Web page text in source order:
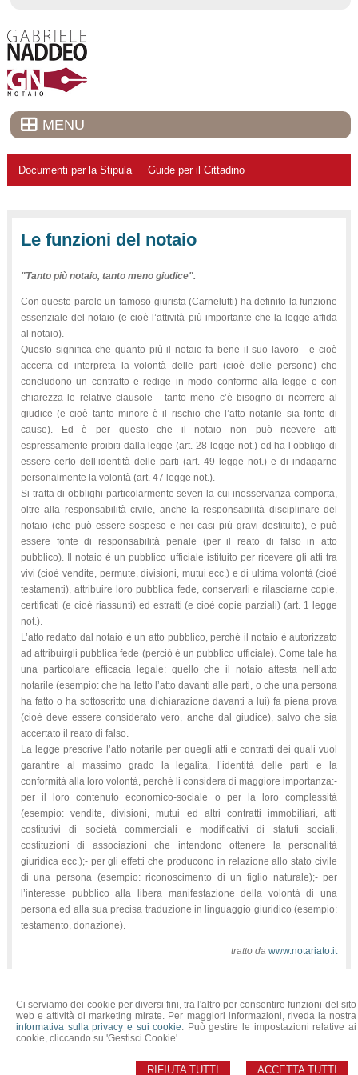
Ci serviamo dei cookie per diversi fini, tra l'altro per consentire funzioni del sito
web e attività di marketing mirate. Per maggiori informazioni, riveda la nostra
informativa sulla privacy e sui cookie. Può gestire le impostazioni relative ai
cookie, cliccando su 'Gestisci Cookie'.
ACCETTA TUTTI
RIFIUTA TUTTI
MENU
Documenti per la Stipula Guide per il Cittadino
Le funzioni del notaio
"Tanto più notaio, tanto meno giudice".
Con queste parole un famoso giurista (Carnelutti) ha definito la funzione
essenziale del notaio (e cioè l’attività più importante che la legge affida
al notaio).
Questo significa che quanto più il notaio fa bene il suo lavoro - e cioè
accerta ed interpreta la volontà delle parti (cioè delle persone) che
concludono un contratto e redige in modo conforme alla legge e con
chiarezza le relative clausole - tanto meno c’è bisogno di ricorrere al
giudice (e cioè tanto minore è il rischio che l’atto notarile sia fonte di
cause). Ed è per questo che il notaio non può ricevere atti
espressamente proibiti dalla legge (art. 28 legge not.) ed ha l’obbligo di
essere certo dell’identità delle parti (art. 49 legge not.) e di indagarne
personalmente la volontà (art. 47 legge not.).
Si tratta di obblighi particolarmente severi la cui inosservanza comporta,
oltre alla responsabilità civile, anche la responsabilità disciplinare del
notaio (che può essere sospeso e nei casi più gravi destituito), e può
essere fonte di responsabilità penale (per il reato di falso in atto
pubblico). Il notaio è un pubblico ufficiale istituito per ricevere gli atti tra
vivi (cioè vendite, permute, divisioni, mutui ecc.) e di ultima volontà (cioè
testamenti), attribuire loro pubblica fede, conservarli e rilasciarne copie,
certificati (e cioè riassunti) ed estratti (e cioè copie parziali) (art. 1 legge
not.).
L’atto redatto dal notaio è un atto pubblico, perché il notaio è autorizzato
ad attribuirgli pubblica fede (perciò è un pubblico ufficiale). Come tale ha
una particolare efficacia legale: quello che il notaio attesta nell’atto
notarile (esempio: che ha letto l’atto davanti alle parti, o che una persona
ha fatto o ha sottoscritto una dichiarazione davanti a lui) fa piena prova
(cioè deve essere considerato vero, anche dal giudice), salvo che sia
accertato il reato di falso.
La legge prescrive l’atto notarile per quegli atti e contratti dei quali vuol
garantire al massimo grado la legalità, l’identità delle parti e la
conformità alla loro volontà, perché li considera di maggiore importanza:-
per il loro contenuto economico-sociale o per la loro complessità
(esempio: vendite, divisioni, mutui ed altri contratti immobiliari, atti
costitutivi di società commerciali e modificativi di statuti sociali,
costituzioni di associazioni che intendono ottenere la personalità
giuridica ecc.);- per gli effetti che producono in relazione allo stato civile
di una persona (esempio: riconoscimento di un figlio naturale);- per
l’interesse pubblico alla libera manifestazione della volontà di una
persona ed alla sua precisa traduzione in linguaggio giuridico (esempio:
testamento, donazione).
tratto dawww.notariato.it
NADDEO Dott. Gabriele NOTAIO
SEDE: Via Roma, 2 - 10072 Caselle Torinese (TO) - Tel. 011.9975970 - Fax
011.9975105
SEDE AGGREGATA: Via Matteotti 4B - 10077 San Maurizio Canavese (TO) -
UFFICIO SECONDARIO: Viale Garibaldi,14 - 10022 Carmagnola (TO) - Tel.